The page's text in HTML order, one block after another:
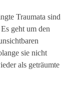
Traumata sind
geht um den
sie nicht
als geträumte